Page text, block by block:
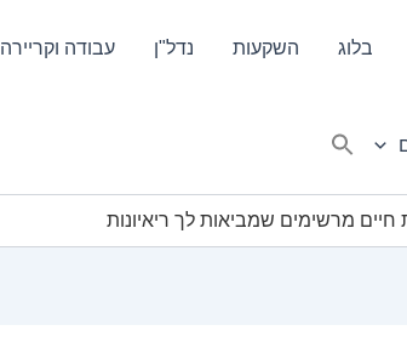
בלוג השקעות נדל"ן עבודה וקריירה
חיים מרשימים שמביאות לך ריאיונות